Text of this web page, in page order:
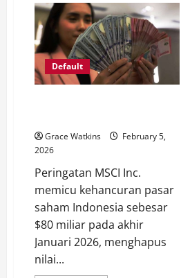
Ungkap
5
Risiko
Utama
Indonesia
2026-
2028,
Ancaman
Serius
Default
Grace Watkins
February 5,
2026
Peringatan MSCI Inc.
memicu kehancuran pasar
saham Indonesia sebesar
$80 miliar pada akhir
Januari 2026, menghapus
nilai...